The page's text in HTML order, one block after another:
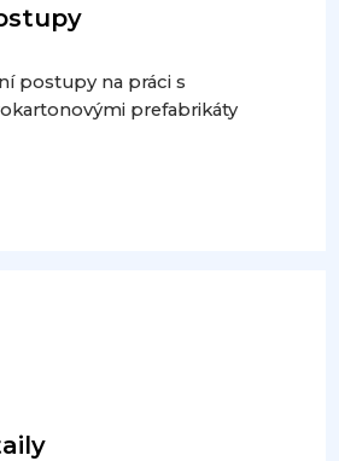
postupy na práci s
prefabrikáty